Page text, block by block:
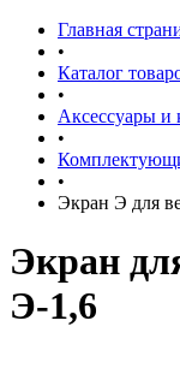
Главная
•
Каталог
•
Аксессуары
•
•
Экран Э для
Экран
Э-1,6